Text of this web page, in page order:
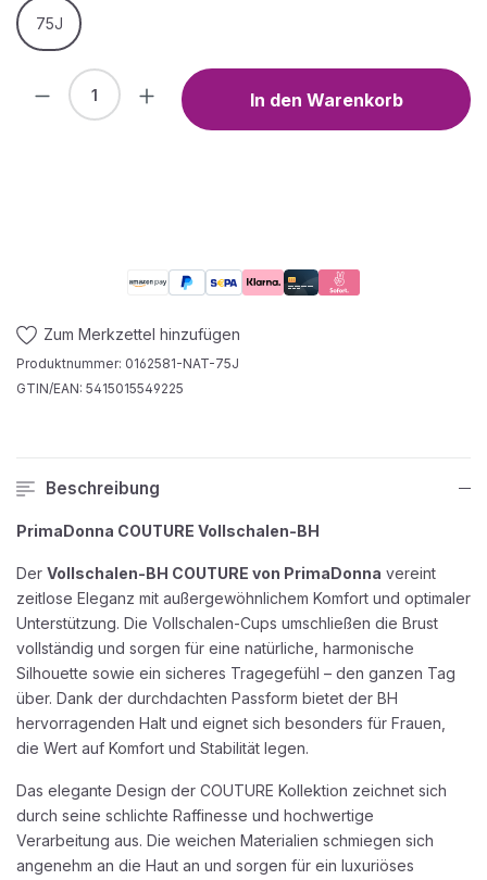
75J
Produkt Anzahl: Gib den gewünschten
In den Warenkorb
Zum Merkzettel hinzufügen
Produktnummer: 0162581-NAT-75J
GTIN/EAN: 5415015549225
Beschreibung
PrimaDonna COUTURE Vollschalen-BH
Der Vollschalen-BH COUTURE von PrimaDonna vereint
zeitlose Eleganz mit außergewöhnlichem Komfort und optimaler
Unterstützung. Die Vollschalen-Cups umschließen die Brust
vollständig und sorgen für eine natürliche, harmonische
Silhouette sowie ein sicheres Tragegefühl – den ganzen Tag
über. Dank der durchdachten Passform bietet der BH
hervorragenden Halt und eignet sich besonders für Frauen,
die Wert auf Komfort und Stabilität legen.
Das elegante Design der COUTURE Kollektion zeichnet sich
durch seine schlichte Raffinesse und hochwertige
Verarbeitung aus. Die weichen Materialien schmiegen sich
angenehm an die Haut an und sorgen für ein luxuriöses